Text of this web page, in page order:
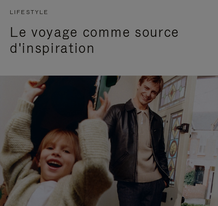
LIFESTYLE
Le voyage comme source
d'inspiration